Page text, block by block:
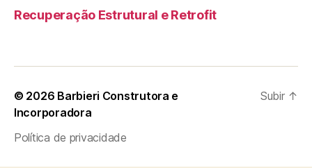
Recuperação Estrutural e Retrofit
© 2026 Barbieri Construtora e
Incorporadora
Política de privacidade
Subir ↑